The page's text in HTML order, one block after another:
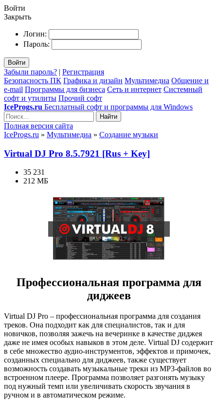
Войти
Закрыть
Логин:
Пароль:
Войти
Забыли пароль? | Регистрация
Безопасность ПК Графика и дизайн Мультимедиа Общение и
e-mail Программы для бизнеса Сеть и интернет Системный
софт и утилиты Прочий софт
IceProgs.ru Бесплатный софт и программы для Windows
Найти
Полная версия сайта
IceProgs.ru » Мультимедиа » Создание музыки
Virtual DJ Pro 8.5.7921 [Rus + Key]
35 231
212 МБ
Профессиональная программа для
диджеев
Virtual DJ Pro – профессиональная программа для создания
треков. Она подходит как для специалистов, так и для
новичков, позволяя зажечь на вечеринке в качестве диджея
даже не имея особых навыков в этом деле. Virtual DJ содержит
в себе множество аудио-инструментов, эффектов и примочек,
созданных специально для диджеев, также существует
возможность создавать музыкальные треки из MP3-файлов во
встроенном плеере. Программа позволяет разгонять музыку
под нужный темп или увеличивать скорость звучания в
ручном и в автоматическом режиме.